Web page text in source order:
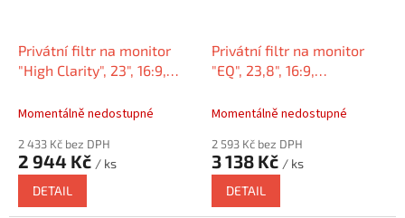
Privátní filtr na monitor
"High Clarity", 23", 16:9,
Momentálně nedostupné
2 433 Kč bez DPH
2 944 Kč / ks
DETAIL
Privátní filtr na monitor
"EQ", 23,8", 16:9,
KENSINGTON EQ238A169E
Momentálně nedostupné
2 593 Kč bez DPH
3 138 Kč / ks
DETAIL